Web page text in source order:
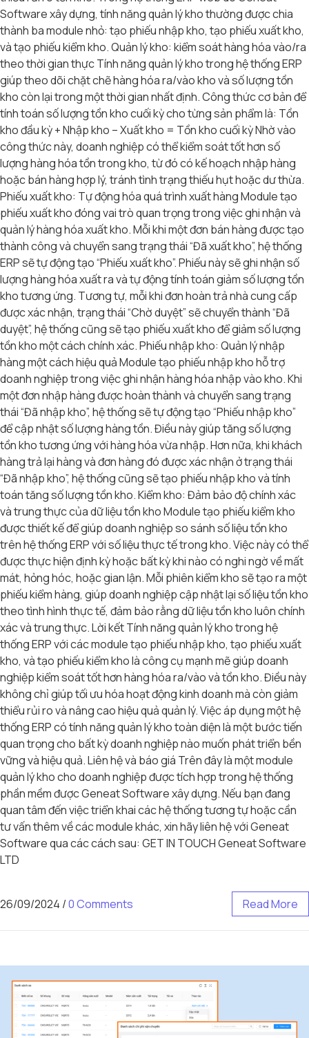
Software xây dựng, tính năng quản lý kho thường được chia
thành ba module nhỏ: tạo phiếu nhập kho, tạo phiếu xuất kho,
và tạo phiếu kiểm kho. Quản lý kho: kiểm soát hàng hóa vào/ra
theo thời gian thực Tính năng quản lý kho trong hệ thống ERP
giúp theo dõi chặt chẽ hàng hóa ra/vào kho và số lượng tồn
kho còn lại trong một thời gian nhất định. Công thức cơ bản để
tính toán số lượng tồn kho cuối kỳ cho từng sản phẩm là: Tồn
kho đầu kỳ + Nhập kho – Xuất kho = Tồn kho cuối kỳ Nhờ vào
công thức này, doanh nghiệp có thể kiểm soát tốt hơn số
lượng hàng hóa tồn trong kho, từ đó có kế hoạch nhập hàng
hoặc bán hàng hợp lý, tránh tình trạng thiếu hụt hoặc dư thừa.
Phiếu xuất kho: Tự động hóa quá trình xuất hàng Module tạo
phiếu xuất kho đóng vai trò quan trọng trong việc ghi nhận và
quản lý hàng hóa xuất kho. Mỗi khi một đơn bán hàng được tạo
thành công và chuyển sang trạng thái “Đã xuất kho”, hệ thống
ERP sẽ tự động tạo “Phiếu xuất kho”. Phiếu này sẽ ghi nhận số
lượng hàng hóa xuất ra và tự động tính toán giảm số lượng tồn
kho tương ứng. Tương tự, mỗi khi đơn hoàn trả nhà cung cấp
được xác nhận, trạng thái “Chờ duyệt” sẽ chuyển thành “Đã
duyệt”, hệ thống cũng sẽ tạo phiếu xuất kho để giảm số lượng
tồn kho một cách chính xác. Phiếu nhập kho: Quản lý nhập
hàng một cách hiệu quả Module tạo phiếu nhập kho hỗ trợ
doanh nghiệp trong việc ghi nhận hàng hóa nhập vào kho. Khi
một đơn nhập hàng được hoàn thành và chuyển sang trạng
thái “Đã nhập kho”, hệ thống sẽ tự động tạo “Phiếu nhập kho”
để cập nhật số lượng hàng tồn. Điều này giúp tăng số lượng
tồn kho tương ứng với hàng hóa vừa nhập. Hơn nữa, khi khách
hàng trả lại hàng và đơn hàng đó được xác nhận ở trạng thái
“Đã nhập kho”, hệ thống cũng sẽ tạo phiếu nhập kho và tính
toán tăng số lượng tồn kho. Kiểm kho: Đảm bảo độ chính xác
và trung thực của dữ liệu tồn kho Module tạo phiếu kiểm kho
được thiết kế để giúp doanh nghiệp so sánh số liệu tồn kho
trên hệ thống ERP với số liệu thực tế trong kho. Việc này có thể
được thực hiện định kỳ hoặc bất kỳ khi nào có nghi ngờ về mất
mát, hỏng hóc, hoặc gian lận. Mỗi phiên kiểm kho sẽ tạo ra một
phiếu kiểm hàng, giúp doanh nghiệp cập nhật lại số liệu tồn kho
theo tình hình thực tế, đảm bảo rằng dữ liệu tồn kho luôn chính
xác và trung thực. Lời kết Tính năng quản lý kho trong hệ
thống ERP với các module tạo phiếu nhập kho, tạo phiếu xuất
kho, và tạo phiếu kiểm kho là công cụ mạnh mẽ giúp doanh
nghiệp kiểm soát tốt hơn hàng hóa ra/vào và tồn kho. Điều này
không chỉ giúp tối ưu hóa hoạt động kinh doanh mà còn giảm
thiểu rủi ro và nâng cao hiệu quả quản lý. Việc áp dụng một hệ
thống ERP có tính năng quản lý kho toàn diện là một bước tiến
quan trọng cho bất kỳ doanh nghiệp nào muốn phát triển bền
vững và hiệu quả. Liên hệ và báo giá Trên đây là một module
quản lý kho cho doanh nghiệp được tích hợp trong hệ thống
phần mềm được Geneat Software xây dựng. Nếu bạn đang
quan tâm đến việc triển khai các hệ thống tương tự hoặc cần
tư vấn thêm về các module khác, xin hãy liên hệ với Geneat
Software qua các cách sau: GET IN TOUCH Geneat Software
LTD
26/09/2024 /0 Comments Read More